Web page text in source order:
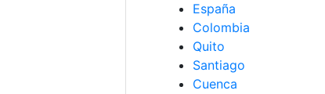
España
Colombia
Quito
Santiago
Cuenca